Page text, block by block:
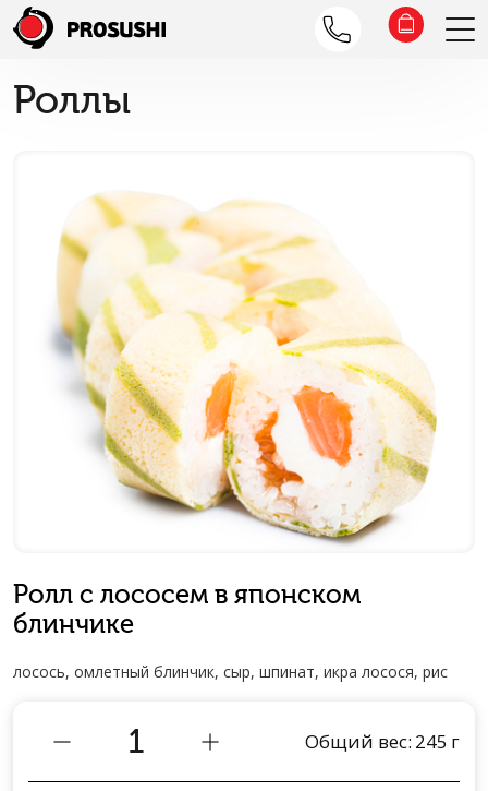
Роллы
Ролл c лососем в японском
блинчике
лосось, омлетный блинчик, сыр, шпинат, икра лосося, рис
Общий вес: 245 г